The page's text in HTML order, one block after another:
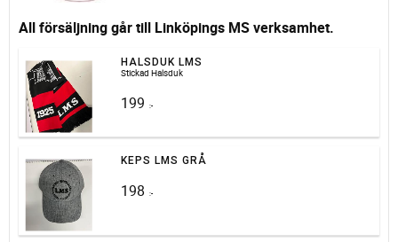
All försäljning går till Linköpings MS verksamhet.
HALSDUK LMS
Stickad Halsduk
199 :-
KEPS LMS GRÅ
198 :-